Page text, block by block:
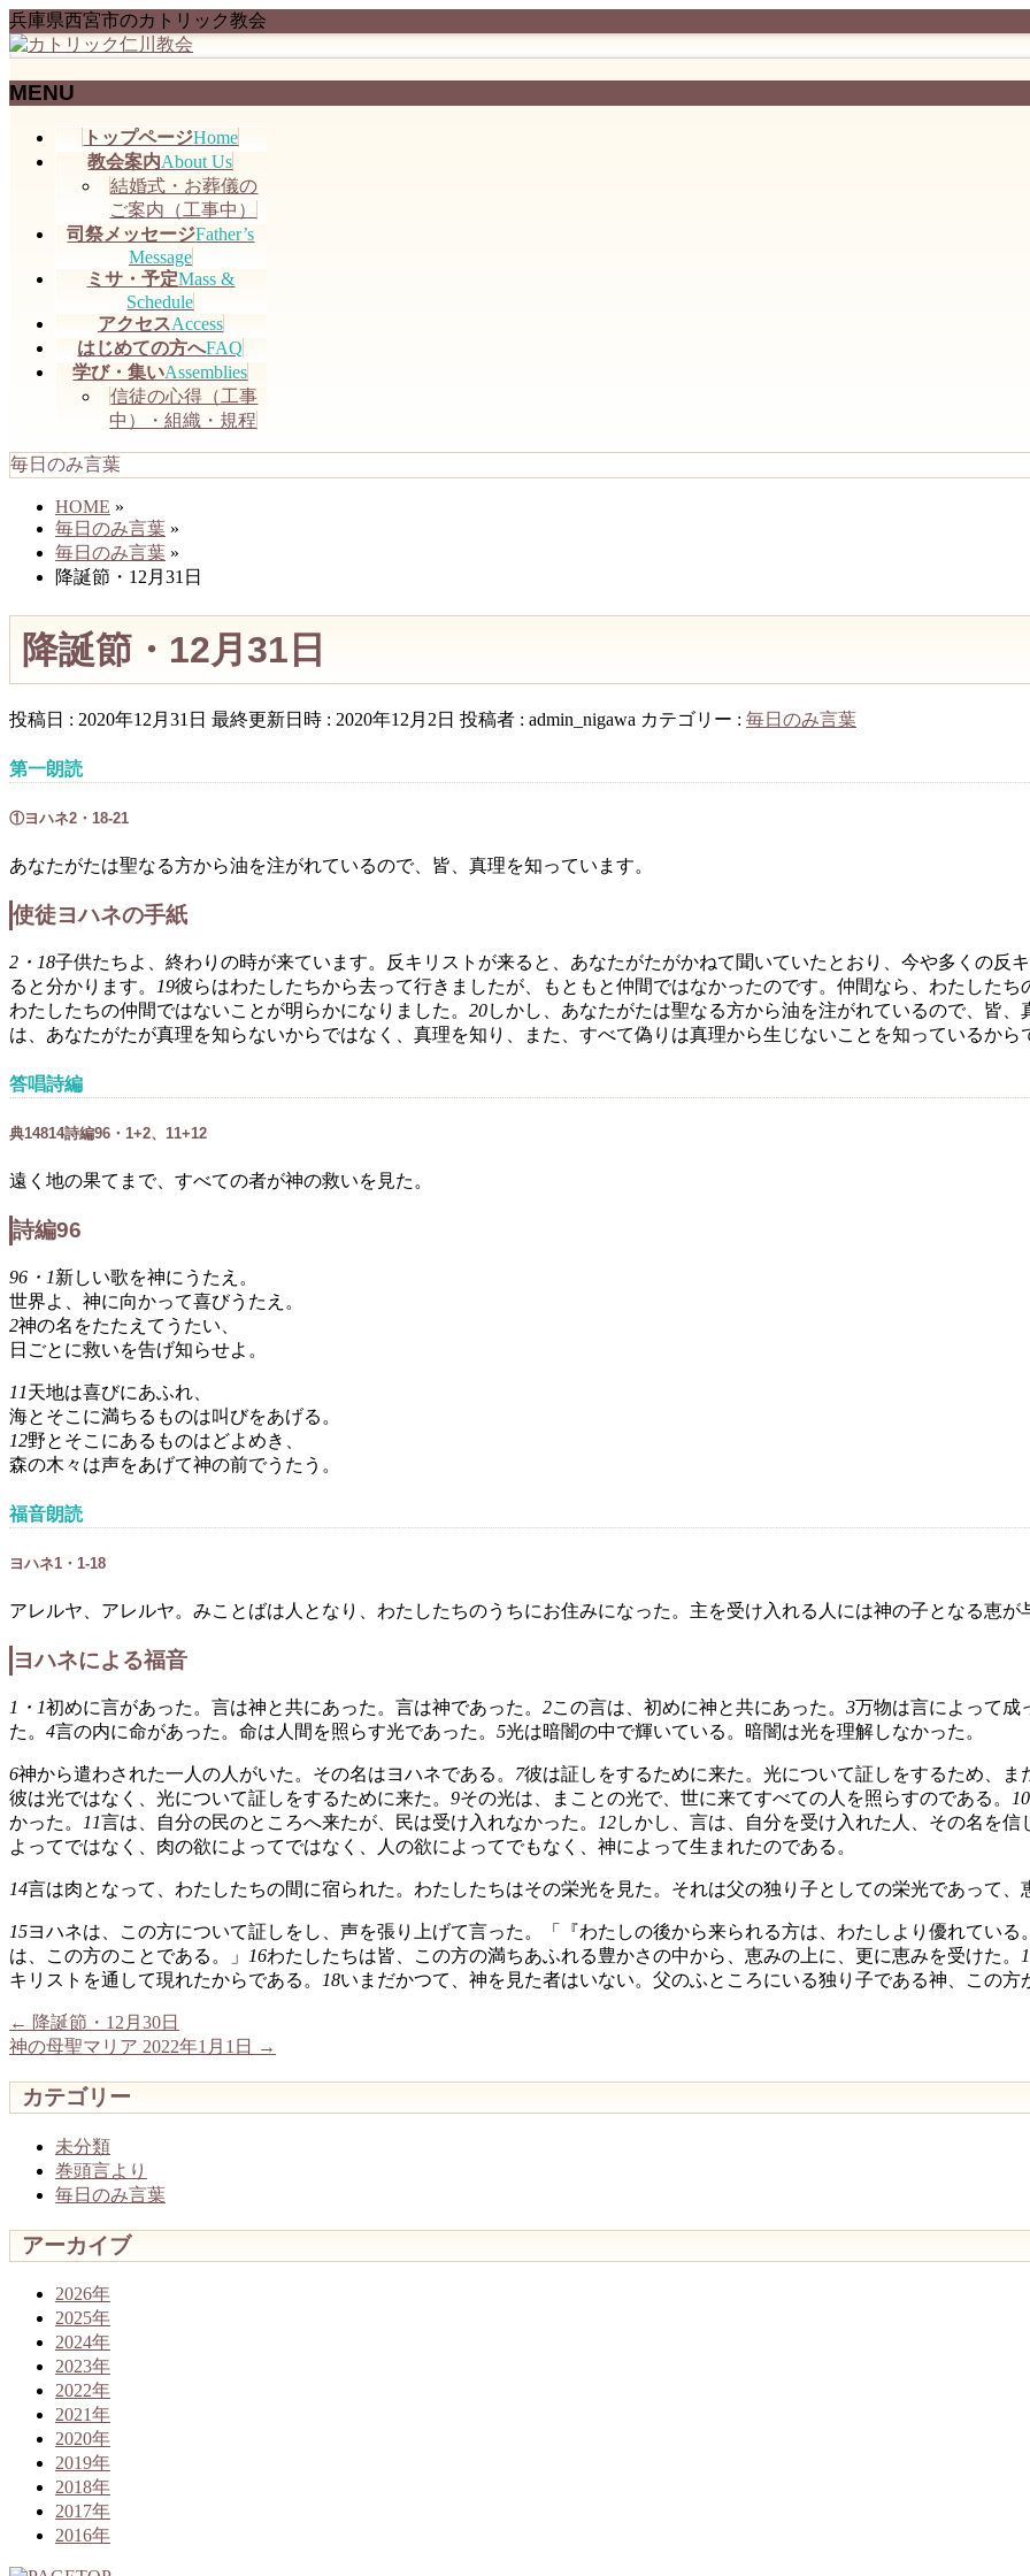
兵庫県西宮市のカトリック教会
MENU
トップページHome
教会案内About Us
結婚式・お葬儀の
ご案内（工事中）
司祭メッセージFather’s
Message
ミサ・予定Mass &
Schedule
アクセスAccess
はじめての方へFAQ
学び・集いAssemblies
信徒の心得（工事
中）・組織・規程
毎日のみ言葉
HOME »
毎日のみ言葉 »
毎日のみ言葉 »
降誕節・12月31日
降誕節・12月31日
投稿日 : 2020年12月31日 最終更新日時 : 2020年12月2日 投稿者 : admin_nigawa カテゴリー : 毎日のみ言葉
第一朗読
①ヨハネ2・18-21
あなたがたは聖なる方から油を注がれているので、皆、真理を知っています。
使徒ヨハネの手紙
2・18子供たちよ、終わりの時が来ています。反キリストが来ると、あなたがたがかねて聞いていたとおり、今や多くの反
ると分かります。
19彼らはわたしたちから去って行きましたが、もともと仲間ではなかったのです。仲間なら、わたした
わたしたちの仲間ではないことが明らかになりました。 20しかし、あなたがたは聖なる方から油を注がれているので、皆、
は、あなたがたが真理を知らないからではなく、真理を知り、また、すべて偽りは真理から生じないことを知っているから
答唱詩編
典14814詩編96・1+2、11+12
遠く地の果てまで、すべての者が神の救いを見た。
詩編96
96・1新しい歌を神にうたえ。
世界よ、神に向かって喜びうたえ。
2神の名をたたえてうたい、
日ごとに救いを告げ知らせよ。
11天地は喜びにあふれ、
海とそこに満ちるものは叫びをあげる。
12野とそこにあるものはどよめき、
森の木々は声をあげて神の前でうたう。
福音朗読
ヨハネ1・1-18
アレルヤ、アレルヤ。みことばは人となり、わたしたちのうちにお住みになった。主を受け入れる人には神の子となる恵
ヨハネによる福音
1・1初めに言があった。言は神と共にあった。言は神であった。 2この言は、初めに神と共にあった。 3万物は言によって成
た。 4言の内に命があった。命は人間を照らす光であった。 5光は暗闇の中で輝いている。暗闇は光を理解しなかった。
6神から遣わされた一人の人がいた。その名はヨハネである。 7彼は証しをするために来た。光について証しをするため、
彼は光ではなく、光について証しをするために来た。 9その光は、まことの光で、世に来てすべての人を照らすのである。 10
かった。 11言は、自分の民のところへ来たが、民は受け入れなかった。 12しかし、言は、自分を受け入れた人、その名を
よってではなく、肉の欲によってではなく、人の欲によってでもなく、神によって生まれたのである。
14言は肉となって、わたしたちの間に宿られた。わたしたちはその栄光を見た。それは父の独り子としての栄光であって、
15ヨハネは、この方について証しをし、声を張り上げて言った。「『わたしの後から来られる方は、わたしより優れてい
は、この方のことである。」 16わたしたちは皆、この方の満ちあふれる豊かさの中から、恵みの上に、更に恵みを受けた。
キリストを通して現れたからである。 18いまだかつて、神を見た者はいない。父のふところにいる独り子である神、この方
← 降誕節・12月30日
神の母聖マリア 2022年1月1日
→
カテゴリー
未分類
巻頭言より
毎日のみ言葉
アーカイブ
2026年
2025年
2024年
2023年
2022年
2021年
2020年
2019年
2018年
2017年
2016年